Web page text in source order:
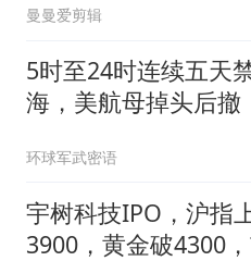
曼曼爱剪辑
5时至24时连续五天
海，美航母掉头后撤
环球军武密语
宇树科技IPO，沪指
3900，黄金破4300